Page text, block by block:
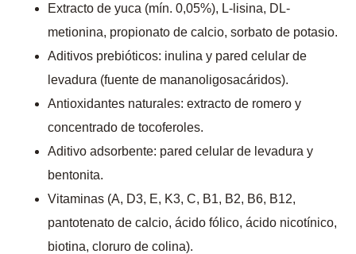
Extracto de yuca (mín. 0,05%), L-lisina, DL-
metionina, propionato de calcio, sorbato de potasio.
Aditivos prebióticos: inulina y pared celular de
levadura (fuente de mananoligosacáridos).
Antioxidantes naturales: extracto de romero y
concentrado de tocoferoles.
Aditivo adsorbente: pared celular de levadura y
bentonita.
Vitaminas (A, D3, E, K3, C, B1, B2, B6, B12,
pantotenato de calcio, ácido fólico, ácido nicotínico,
biotina, cloruro de colina).